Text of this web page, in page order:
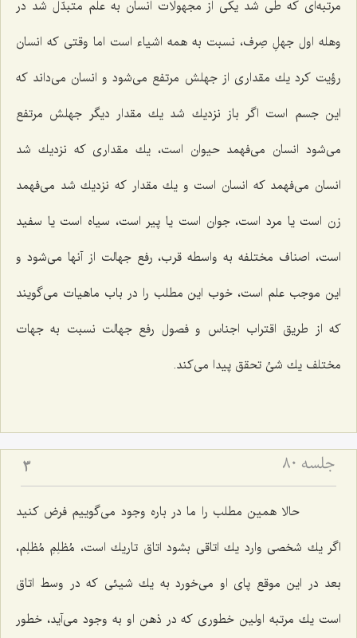
مرتبه‌اى كه طى شد یكى از مجهولات انسان به علم متبدّل شد در
وهله اول جهلِ صِرف، نسبت به همه اشیاء است اما وقتى كه انسان
رؤیت كرد یك مقدارى از جهلش مرتفع مى‌شود و انسان مى‌داند كه
این جسم است اگر باز نزدیك شد یك مقدار دیگر جهلش مرتفع
مى‌شود انسان مى‌فهمد حیوان است، یك مقدارى كه نزدیك شد
انسان مى‌فهمد كه انسان است و یك مقدار كه نزدیك شد مى‌فهمد
زن است یا مرد است، جوان است یا پیر است، سیاه است یا سفید
است، اصناف مختلفه به واسطه قرب، رفع جهالت از آنها مى‌شود و
این موجب علم است، خوب این مطلب را در باب ماهیات مى‌گویند
كه از طریق اقتراب اجناس و فصول رفع جهالت نسبت به جهات
مختلف یك شئ تحقق پیدا مى‌كند.
جلسه ۸۰ 3
حالا همین مطلب را ما در باره وجود مى‌گوییم فرض كنید
اگر یك شخصى وارد یك اتاقى بشود اتاق تاریك است، مُظلِمِ مُظلِم،
بعد در این موقع پاى او مى‌خورد به یك شیئى كه در وسط اتاق
است یك مرتبه اولین خطورى كه در ذهن او به وجود مى‌آید، خطور